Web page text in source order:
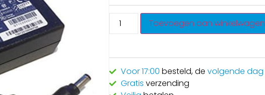
Toevoegen aan winkelwagen
Voor 17:00 besteld, de volgende dag
Gratis verzending